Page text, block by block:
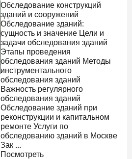
Обследование конструкций
зданий и сооружений
Обследование зданий:
сущность и значение Цели и
задачи обследования зданий
Этапы проведения
обследования зданий Методы
инструментального
обследования зданий
Важность регулярного
обследования зданий
Обследование зданий при
реконструкции и капитальном
ремонте Услуги по
обследованию зданий в Москве
Зак ...
Посмотреть